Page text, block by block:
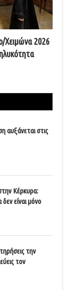
Χειμώνα 2026
αυξάνεται στις
Κέρκυρα:
είναι μόνο
την
τον